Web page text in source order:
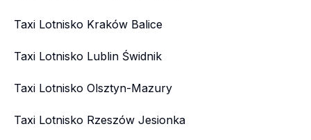
Taxi Lotnisko Kraków Balice
Taxi Lotnisko Lublin Świdnik
Taxi Lotnisko Olsztyn-Mazury
Taxi Lotnisko Rzeszów Jesionka